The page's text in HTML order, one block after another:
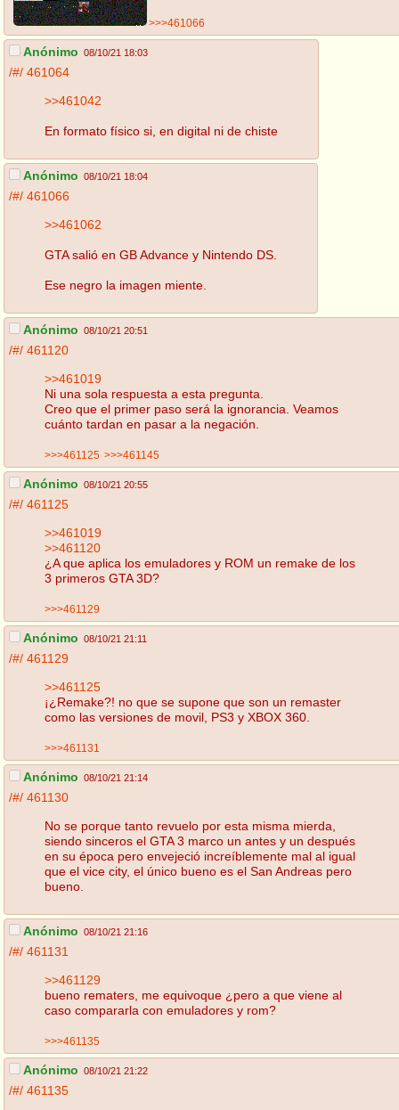
>>>461066
Anónimo 08/10/21 18:03
/#/ 461064
>>461042
En formato físico si, en digital ni de chiste
Anónimo 08/10/21 18:04
/#/ 461066
>>461062
GTA salió en GB Advance y Nintendo DS.
Ese negro la imagen miente.
Anónimo 08/10/21 20:51
/#/ 461120
>>461019
Ni una sola respuesta a esta pregunta.
Creo que el primer paso será la ignorancia. Veamos
cuánto tardan en pasar a la negación.
>>>461125 >>>461145
Anónimo 08/10/21 20:55
/#/ 461125
>>461019
>>461120
¿A que aplica los emuladores y ROM un remake de los
3 primeros GTA 3D?
>>>461129
Anónimo 08/10/21 21:11
/#/ 461129
>>461125
¡¿Remake?! no que se supone que son un remaster
como las versiones de movil, PS3 y XBOX 360.
>>>461131
Anónimo 08/10/21 21:14
/#/ 461130
No se porque tanto revuelo por esta misma mierda,
siendo sinceros el GTA 3 marco un antes y un después
en su época pero envejeció increíblemente mal al igual
que el vice city, el único bueno es el San Andreas pero
bueno.
Anónimo 08/10/21 21:16
/#/ 461131
>>461129
bueno rematers, me equivoque ¿pero a que viene al
caso compararla con emuladores y rom?
>>>461135
Anónimo 08/10/21 21:22
/#/ 461135